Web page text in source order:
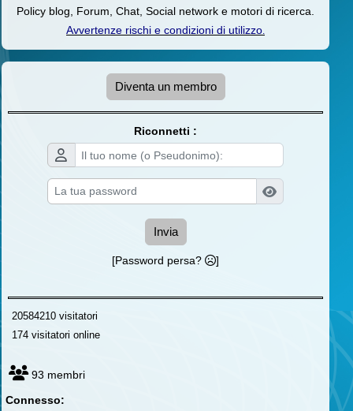
Policy blog, Forum, Chat, Social network e motori di ricerca.
Avvertenze rischi e condizioni di utilizzo.
Diventa un membro
Riconnetti :
Invia
[Password persa? ]
20584210 visitatori
174 visitatori online
93 membri
Connesso: